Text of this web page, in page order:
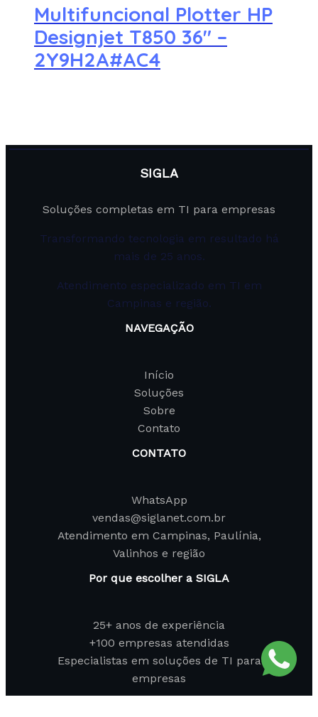
Multifuncional Plotter HP
Designjet T850 36″ –
2Y9H2A#AC4
SIGLA
Soluções completas em TI para empresas
Transformando tecnologia em resultado há
mais de 25 anos.
Atendimento especializado em TI em
Campinas e região.
NAVEGAÇÃO
Início
Soluções
Sobre
Contato
CONTATO
WhatsApp
vendas@siglanet.com.br
Atendimento em Campinas, Paulínia,
Valinhos e região
Por que escolher a SIGLA
25+ anos de experiência
+100 empresas atendidas
Especialistas em soluções de TI para
empresas